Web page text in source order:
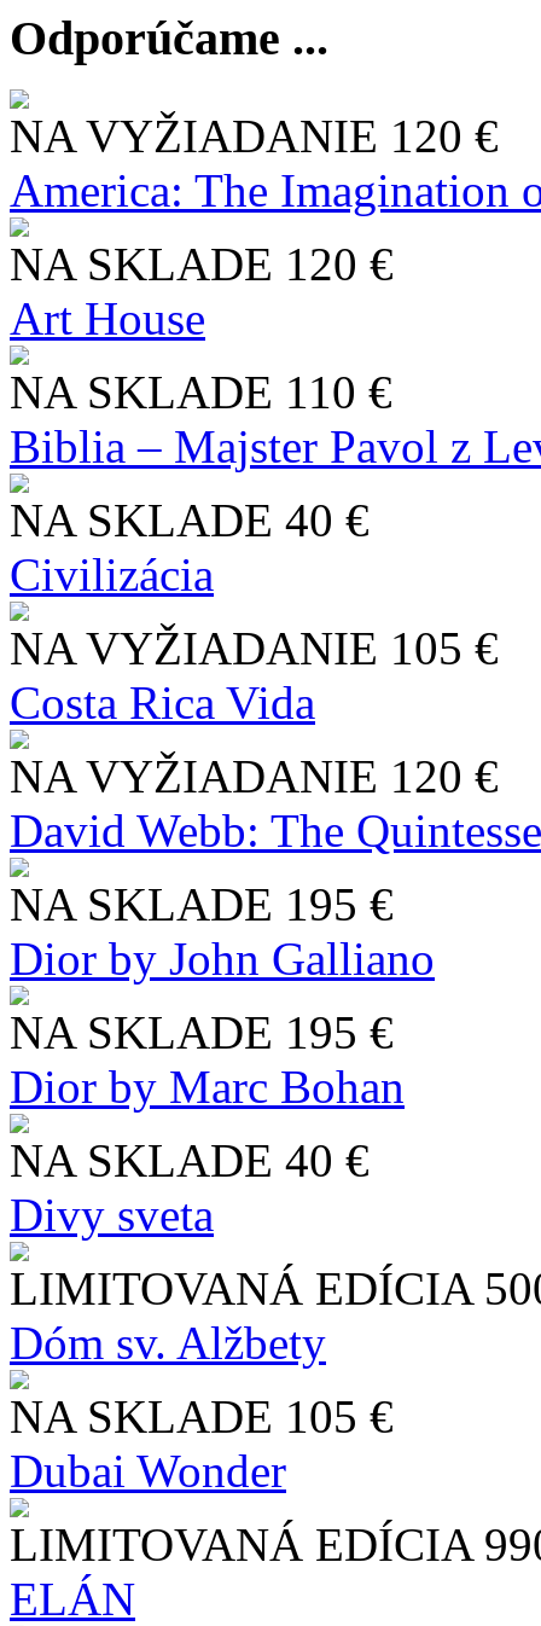
Odporúčame ...
NA VYŽIADANIE 120 €
America: The Imagination
NA SKLADE 120 €
Art House
NA SKLADE 110 €
Biblia – Majster Pavol z
NA SKLADE 40 €
Civilizácia
NA VYŽIADANIE 105 €
Costa Rica Vida
NA VYŽIADANIE 120 €
David Webb: The
NA SKLADE 195 €
Dior by John Galliano
NA SKLADE 195 €
Dior by Marc Bohan
NA SKLADE 40 €
Divy sveta
LIMITOVANÁ EDÍCIA
Dóm sv. Alžbety
NA SKLADE 105 €
Dubai Wonder
LIMITOVANÁ EDÍCIA
ELÁN